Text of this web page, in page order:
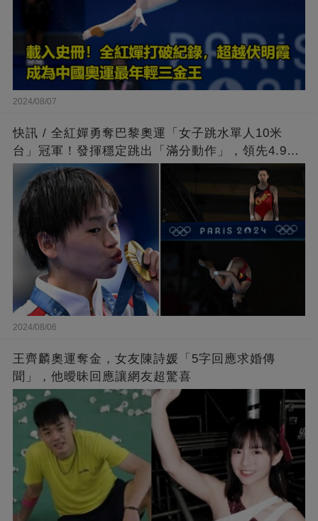
2024/08/07
快訊 / 全紅嬋勇奪巴黎奧運「女子跳水單人10米
台」冠軍！發揮穩定跳出「滿分動作」，領先4.9分
擊敗陳芋汐
2024/08/06
王齊麟奧運奪金，女友陳詩媛「5字回應求婚傳
聞」，他曖昧回應讓網友超驚喜